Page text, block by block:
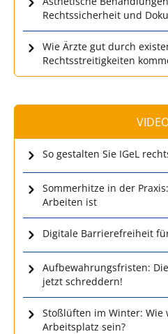
Rechtssicherheit und
Wie Ärzte gut durch
Rechtsstreitigkeiten
So gestalten Sie IGeL
Sommerhitze in der
Arbeiten ist
Digitale Barrierefreiheit
Aufbewahrungsfristen:
jetzt schreddern!
Stoßlüften im Winter: Wie
Arbeitsplatz sein?